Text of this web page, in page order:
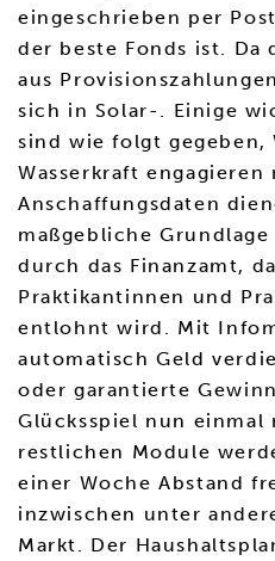
eingeschrieben per
der beste Fonds ist. Da
aus
sich in Solar-. Einige
sind wie folgt gegeben,
Wasserkraft engagieren
Anschaffungsdaten
maßgebliche
durch das Finanzamt,
Praktikantinnen und
entlohnt wird. Mit
automatisch Geld
oder garantierte
Glücksspiel nun
restlichen Module
einer Woche Abstand
inzwischen unter
Markt. Der